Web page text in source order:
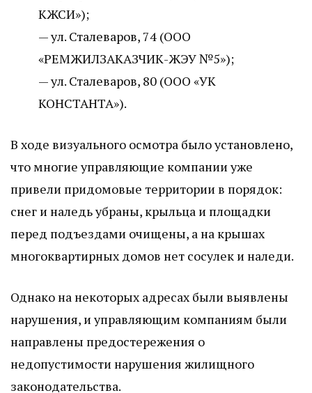
КЖСИ»);
— ул. Сталеваров, 74 (ООО
«РЕМЖИЛЗАКАЗЧИК-ЖЭУ №5»);
— ул. Сталеваров, 80 (ООО «УК
КОНСТАНТА»).
В ходе визуального осмотра было установлено,
что многие управляющие компании уже
привели придомовые территории в порядок:
снег и наледь убраны, крыльца и площадки
перед подъездами очищены, а на крышах
многоквартирных домов нет сосулек и наледи.
Однако на некоторых адресах были выявлены
нарушения, и управляющим компаниям были
направлены предостережения о
недопустимости нарушения жилищного
законодательства.